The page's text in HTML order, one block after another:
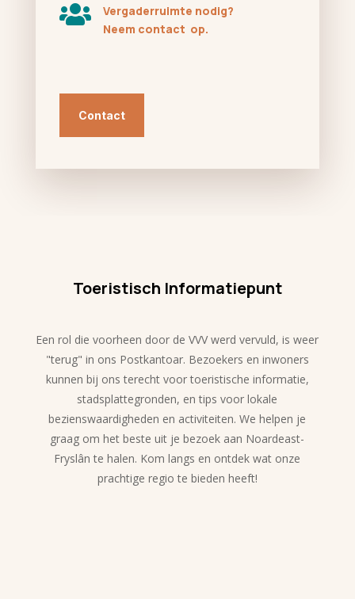

Vergaderruimte nodig?
Neem contact op.
Contact
Toeristisch Informatiepunt
Een rol die voorheen door de VVV werd vervuld, is weer
"terug" in ons Postkantoar. Bezoekers en inwoners
kunnen bij ons terecht voor toeristische informatie,
stadsplattegronden, en tips voor lokale
bezienswaardigheden en activiteiten. We helpen je
graag om het beste uit je bezoek aan Noardeast-
Fryslân te halen. Kom langs en ontdek wat onze
prachtige regio te bieden heeft!